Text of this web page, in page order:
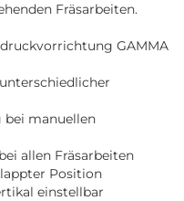
Fräsarbeiten.
GAMMA
bei manuellen
allen Fräsarbeiten
Position
einstellbar